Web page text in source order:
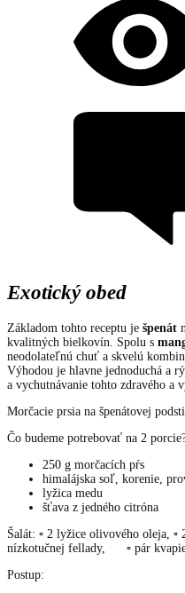
Exotický obed
Základom tohto receptu je špenát
kvalitných bielkovín. Spolu s
neodolateľnú chuť a skvelú
Výhodou je hlavne jednoduchá a
a vychutnávanie tohto zdravého a
Morčacie prsia na špenátovej
Čo budeme potrebovať na 2
250 g morčacích pŕs
himalájska soľ, korenie,
lyžica medu
šťava z jedného citróna
Šalát: ▫ 2 lyžice olivového oleja, ▫
nízkotučnej fellady, ▫ pár
Postup: